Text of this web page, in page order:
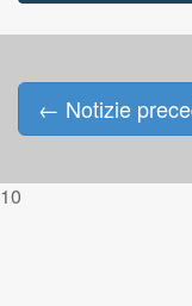
Posts
← Notizie
10